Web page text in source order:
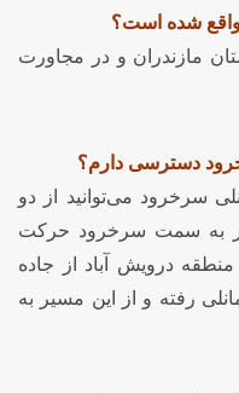
مازندران و در مجاورت
سرخرود می‌توانید از دو
به سمت سرخرود حرکت
درویش آباد از جاده
رفته و از این مسیر به